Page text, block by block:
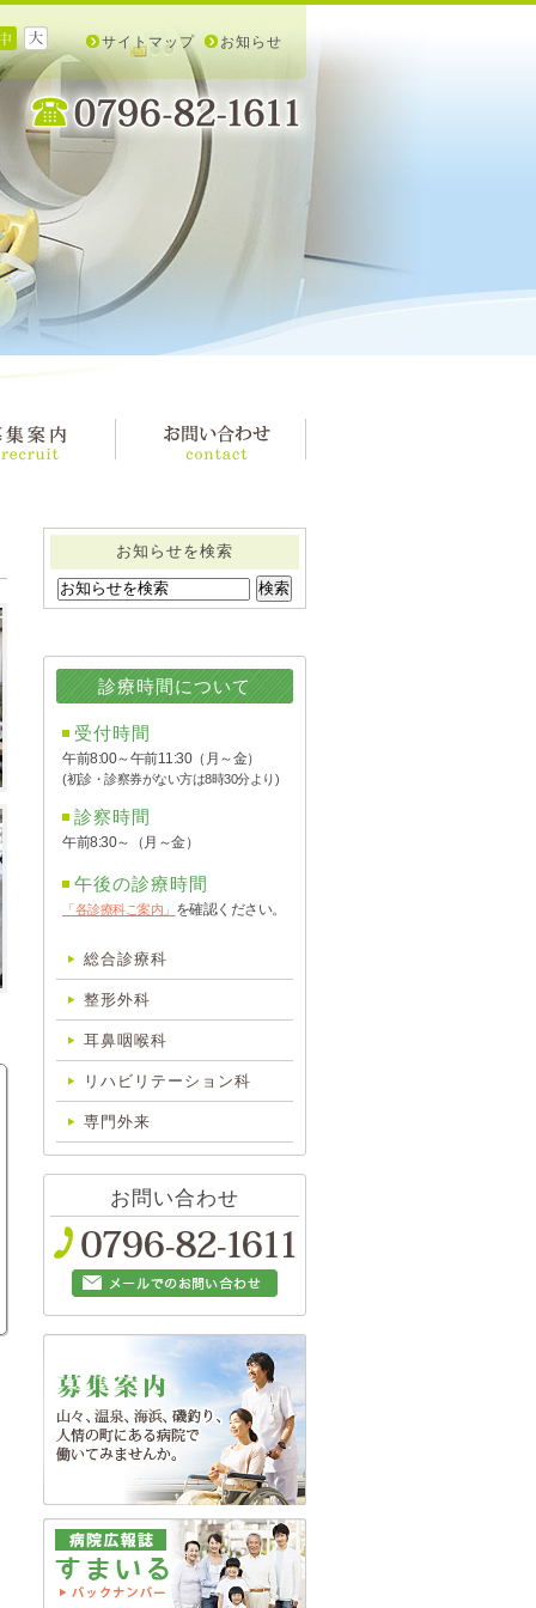
サイトマップ お知らせ
お知らせを検索
診療時間について
受付時間
午前8:00～午前11:30（月～金）
(初診・診察券がない方は8時30分より)
診察時間
午前8:30～（月～金）
午後の診療時間
「各診療科ご案内」 を確認ください。
総合診療科
整形外科
耳鼻咽喉科
リハビリテーション科
専門外来
お問い合わせ